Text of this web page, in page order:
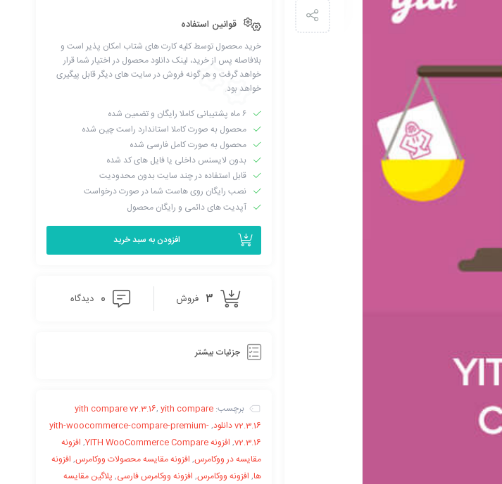
قوانین استفاده
خرید محصول توسط کلیه کارت های شتاب امکان پذیر است و
بلافاصله پس از خرید، لینک دانلود محصول در اختیار شما قرار
خواهد گرفت و هر گونه فروش در سایت های دیگر قابل پیگیری
خواهد بود.
۶ ماه پشتیبانی کاملا رایگان و تضمین شده
محصول به صورت کاملا استاندارد راست چین شده
محصول به صورت کامل فارسی شده
بدون لایسنس داخلی یا فایل های کد شده
قابل استفاده در چند سایت بدون محدودیت
نصب رایگان روی هاست شما در صورت درخواست
آپدیت های دائمی و رایگان محصول
افزودن به سبد خرید
3 فروش 0 دیدگاه
جزئیات بیشتر
برچسب: yith compare v2.3.16, yith compare
v2.3.16 دانلود
,
yith-woocommerce-compare-premium-
v2.3.16
, افزونه YITH WooCommerce Compare , افزونه
مقایسه در ووکامرس, افزونه مقایسه محصولات ووکامرس, افزونه
ها, افزونه ووکامرس, افزونه ووکامرس فارسی, پلاگین مقایسه